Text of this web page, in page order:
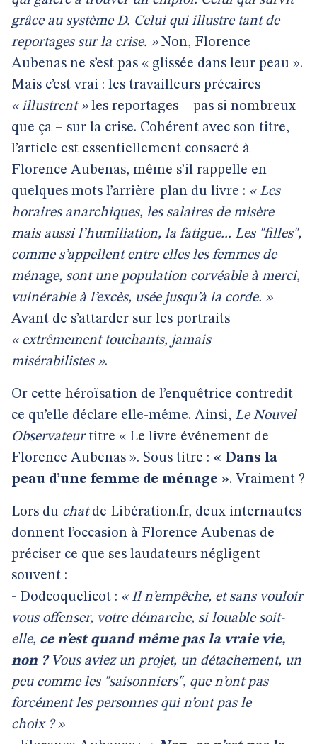
grâce au système D. Celui qui illustre tant de
reportages sur la crise. » Non, Florence
Aubenas ne s’est pas « glissée dans leur peau ».
Mais c’est vrai : les travailleurs précaires
« illustrent »les reportages – pas si nombreux
que ça – sur la crise. Cohérent avec son titre,
l’article est essentiellement consacré à
Florence Aubenas, même s’il rappelle en
quelques mots l’arrière-plan du livre : « Les
horaires anarchiques, les salaires de misère
mais aussi l’humiliation, la fatigue... Les "filles",
comme s’appellent entre elles les femmes de
ménage, sont une population corvéable à merci,
vulnérable à l’excès, usée jusqu’à la corde. »
Avant de s’attarder sur les portraits
« extrêmement touchants, jamais
misérabilistes ».
Or cette héroïsation de l’enquêtrice contredit
ce qu’elle déclare elle-même. Ainsi, Le Nouvel
Observateurtitre « Le livre événement de
Florence Aubenas ». Sous titre : « Dans la
peau d’une femme de ménage ». Vraiment ?
Lors du chatde Libération.fr, deux internautes
donnent l’occasion à Florence Aubenas de
préciser ce que ses laudateurs négligent
souvent :
- Dodcoquelicot : « Il n’empêche, et sans vouloir
vous offenser, votre démarche, si louable soit-
elle, ce n’est quand même pas la vraie vie,
non ? Vous aviez un projet, un détachement, un
peu comme les "saisonniers", que n’ont pas
forcément les personnes qui n’ont pas le
choix ? »